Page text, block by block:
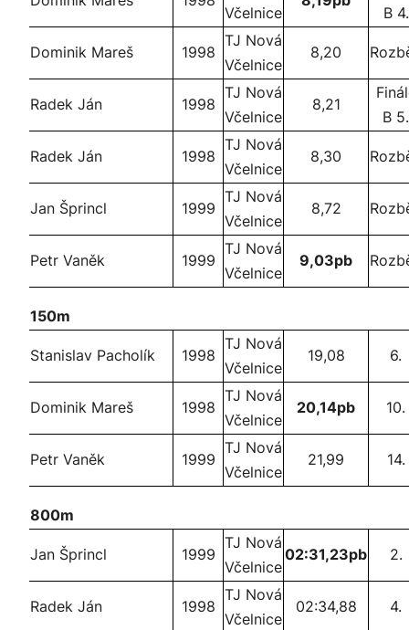
Včelnice
B 4.
Dominik Mareš 1998
TJ Nová
Včelnice
8,20
Radek Ján 1998
TJ Nová
Včelnice
8,21
B 5.
Radek Ján 1998
TJ Nová
Včelnice
8,30
Jan Šprincl 1999
TJ Nová
Včelnice
8,72
Petr Vaněk 1999
TJ Nová
Včelnice
9,03pb
150m
Stanislav Pacholík 1998
TJ Nová
Včelnice
19,08 6.
Dominik Mareš 1998
TJ Nová
Včelnice
20,14pb 10.
Petr Vaněk 1999
TJ Nová
Včelnice
21,99 14.
800m
Jan Šprincl 1999
TJ Nová
Včelnice
02:31,23pb 2.
Radek Ján 1998
TJ Nová
Včelnice
02:34,88 4.